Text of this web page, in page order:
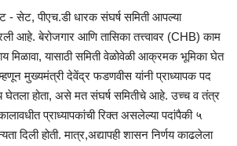
-सेट,पीएच.डीधारक संघर्ष समिती आपल्या
आहे. बेरोजगार आणितासिकातत्त्वावर (CHB)काम
मिळावा, यासाठी समिती वेळोवेळी आक्रमक भूमिका घेत
मुख्यमंत्रीदेवेंद्र फडणवीसयांनी प्राध्यापक पद
घेतला होता, असे मत संघर्ष समितीचे आहे. उच्च व तंत्र
प्राध्यापकांची रिक्त असलेल्या पदांपैकी ५
दिली होती. मात्र,अद्यापही शासन निर्णय काढलेला